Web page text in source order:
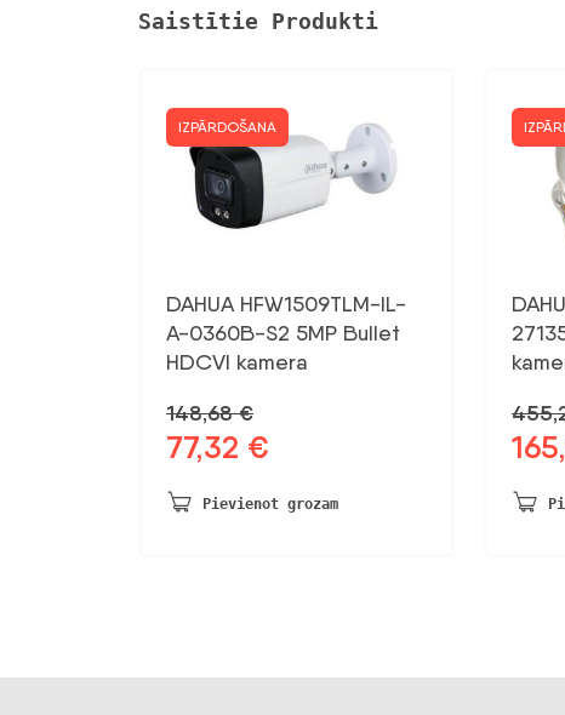
Saistītie Produkti
IZPĀRDOŠANA
DAHUA HFW1509TLM-IL-
A-0360B-S2 5MP Bullet
HDCVI kamera
148,68€
Sākotnējā
bija:
77,32 €
ir:
Pievienot grozam
bija: